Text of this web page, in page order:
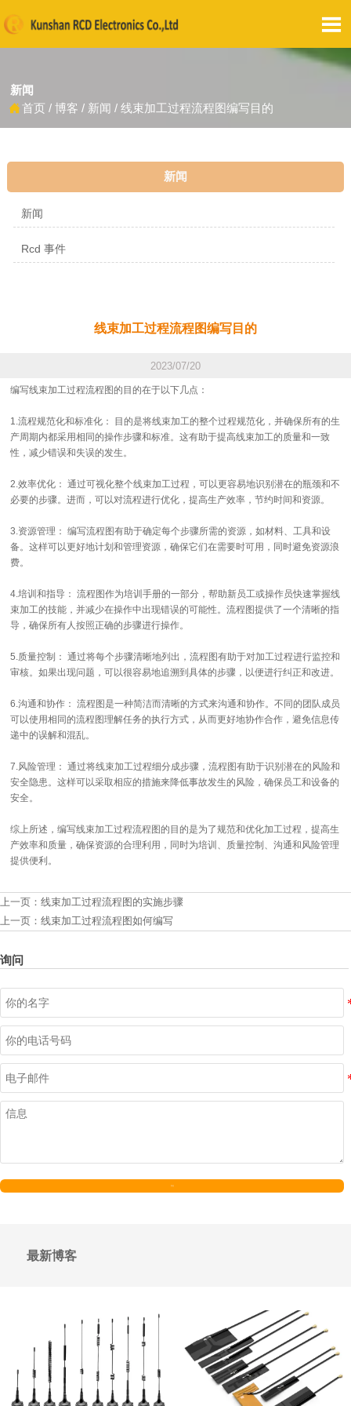

新闻
首页 / 博客 / 新闻 / 线束加工过程流程图编写目的
新闻
新闻
Rcd 事件
线束加工过程流程图编写目的
2023/07/20
编写线束加工过程流程图的目的在于以下几点：
1.流程规范化和标准化： 目的是将线束加工的整个过程规范化，并确保所有的生
产周期内都采用相同的操作步骤和标准。这有助于提高线束加工的质量和一致
性，减少错误和失误的发生。
2.效率优化： 通过可视化整个线束加工过程，可以更容易地识别潜在的瓶颈和不
必要的步骤。进而，可以对流程进行优化，提高生产效率，节约时间和资源。
3.资源管理： 编写流程图有助于确定每个步骤所需的资源，如材料、工具和设
备。这样可以更好地计划和管理资源，确保它们在需要时可用，同时避免资源浪
费。
4.培训和指导： 流程图作为培训手册的一部分，帮助新员工或操作员快速掌握线
束加工的技能，并减少在操作中出现错误的可能性。流程图提供了一个清晰的指
导，确保所有人按照正确的步骤进行操作。
5.质量控制： 通过将每个步骤清晰地列出，流程图有助于对加工过程进行监控和
审核。如果出现问题，可以很容易地追溯到具体的步骤，以便进行纠正和改进。
6.沟通和协作： 流程图是一种简洁而清晰的方式来沟通和协作。不同的团队成员
可以使用相同的流程图理解任务的执行方式，从而更好地协作合作，避免信息传
递中的误解和混乱。
7.风险管理： 通过将线束加工过程细分成步骤，流程图有助于识别潜在的风险和
安全隐患。这样可以采取相应的措施来降低事故发生的风险，确保员工和设备的
安全。
综上所述，编写线束加工过程流程图的目的是为了规范和优化加工过程，提高生
产效率和质量，确保资源的合理利用，同时为培训、质量控制、沟通和风险管理
提供便利。
上一页： 线束加工过程流程图的实施步骤
上一页： 线束加工过程流程图如何编写
询问
最新博客